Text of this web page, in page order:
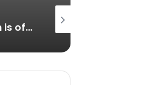
Persuasion is often more effectual than force